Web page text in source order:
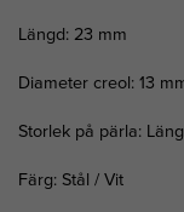
Längd: 23 mm
Diameter creol: 13
Storlek på pärla:
Färg: Stål / Vit